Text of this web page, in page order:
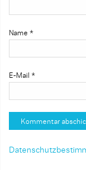
Name *
E-Mail *